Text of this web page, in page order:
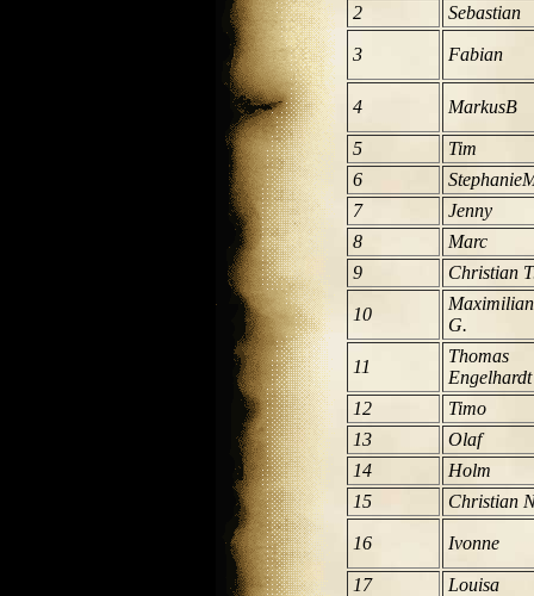
2 Sebastian
3 Fabian
4 MarkusB
5
Tim
6
7
Jenny
8
Marc
9
Christian
10
Maximilian
G.
11
Thomas
Engelhardt
12
Timo
13
Olaf
14
Holm
15
Christian
16 Ivonne
17
Louisa